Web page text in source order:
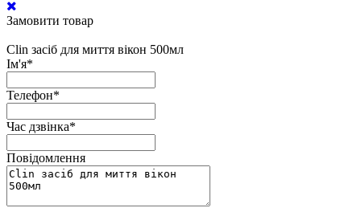
Замовити товар
Clin засіб для миття вікон 500мл
Ім'я*
Телефон*
Час дзвінка*
Повідомлення